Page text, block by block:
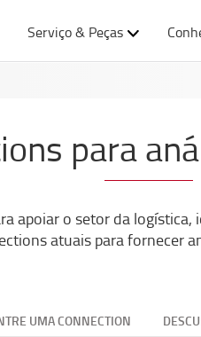
Serviço & Peças
para
apoiar o setor da
atuais para fornecer
UMA CONNECTION